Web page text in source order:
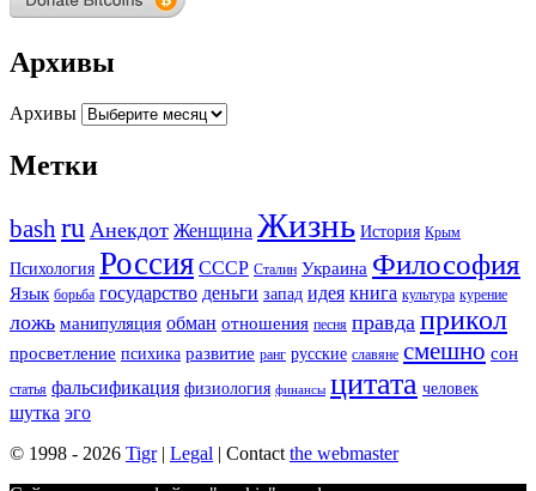
Архивы
Архивы
Метки
bashru Анекдот Женщина Жизнь История Крым
Психология Россия СССР Сталин Украина Философия
Язык борьба государство деньги запад идея книга культура курение
ложь манипуляция обман отношения песня правда прикол
просветление психика развитие ранг русские славяне смешно сон
статья фальсификация физиология финансы цитата человек
шутка эго
© 1998 - 2026 Tigr| Legal | Contact the webmaster